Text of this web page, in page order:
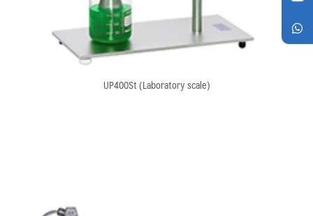
UP400St (Laboratory scale)